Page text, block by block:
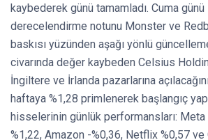
kaybederek günü tamamladı. Cuma günü
derecelendirme notunu Monster ve
baskısı yüzünden aşağı yönlü
civarında değer kaybeden Celsius
İngiltere ve İrlanda pazarlarına
haftaya %1,28 primlenerek başlangıç
hisselerinin günlük performansları: Meta
%1,22, Amazon -%0,36, Netflix %0,57